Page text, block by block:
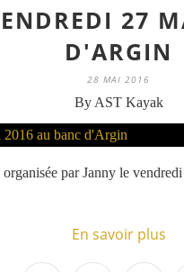
27
D'ARGIN
28 MAI 2016
By AST Kayak
par Janny le
En savoir plus